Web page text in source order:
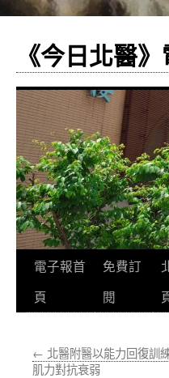
《今日北醫
跳
至
要
電子報首
頁
免費訂
閱
← 北醫附醫以能力回復訓
肌力對抗衰弱